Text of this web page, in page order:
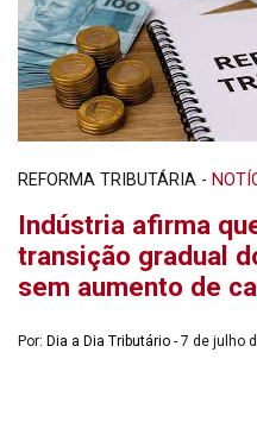
REFORMA TRIBUTÁRIA -
Indústria afirma
transição gradual
sem aumento de
Por: Dia a Dia Tributário - 7 de julho